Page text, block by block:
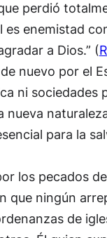
perdió
enemistad
a Dios.” (
nuevo por el
ni sociedades
nueva
para la
los pecados
que ningún
de